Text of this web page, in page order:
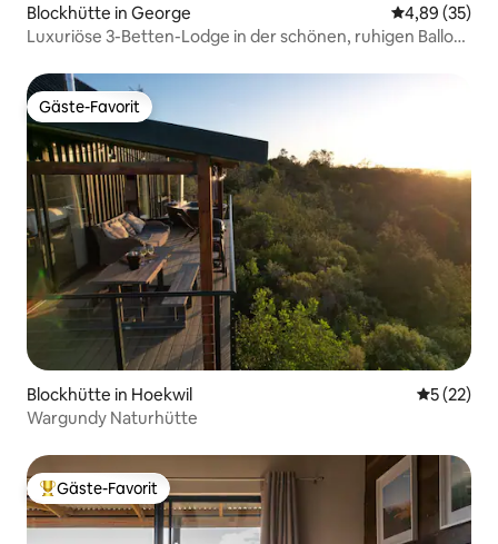
Blockhütte in George
4,89 (35)
Luxuriöse 3-Betten-Lodge in der schönen, ruhigen Ballots
Gäste-Favorit
Gäste-Favorit
Blockhütte in Hoekwil
5 (22)
Wargundy Naturhütte
Beliebter Gäste-Favorit.
Gäste-Favorit